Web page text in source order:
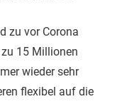
zu vor Corona
15 Millionen
wieder sehr
flexibel auf die